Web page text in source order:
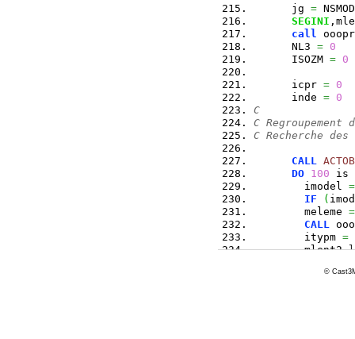
      jg
=
SEGINI
call
      NL3
= 0
      ISOZM
= 0
      icpr
= 0
      inde
= 0
C
C
C Recherche
CALL
DO 100 is
        imodel
=
IF
(
        meleme
=
CALL
        itypm
=
        mlent2.
101
©